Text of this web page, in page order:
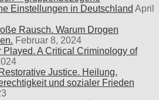
Einstellungen in Deutschland April
Rausch. Warum Drogen
Februar 8, 2024
Played. A Critical Criminology of
Justice. Heilung,
und sozialer Frieden